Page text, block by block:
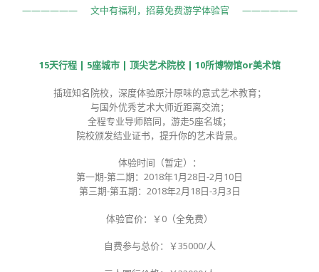
—————— 文中有福利，招募免费游学体验官 ——————
15天行程 | 5座城市 | 顶尖艺术院校 | 10所博物馆or美术馆
插班知名院校，深度体验原汁原味的意式艺术教育；
与国外优秀艺术大师近距离交流；
全程专业导师陪同，游走5座名城；
院校颁发结业证书，提升你的艺术背景。
体验时间（暂定）：
第一期-第二期：2018年1月28日-2月10日
第三期-第五期：2018年2月18日-3月3日
体验官价：￥0（全免费）
自费参与总价：￥35000/人